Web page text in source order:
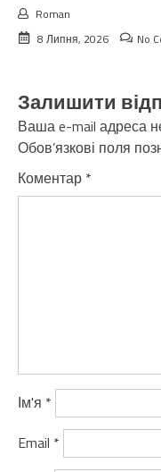
Roman
8 Липня, 2026
No
Залишити
Ваша e-mail адреса
Обов’язкові поля
Коментар *
Ім'я *
Email *